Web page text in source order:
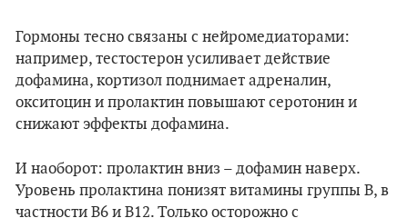
Гормоны тесно связаны с нейромедиаторами:
например, тестостерон усиливает действие
дофамина, кортизол поднимает адреналин,
окситоцин и пролактин повышают серотонин и
снижают эффекты дофамина.
И наоборот: пролактин вниз – дофамин наверх.
Уровень пролактина понизят витамины группы В, в
частности В6 и B12. Только осторожно с